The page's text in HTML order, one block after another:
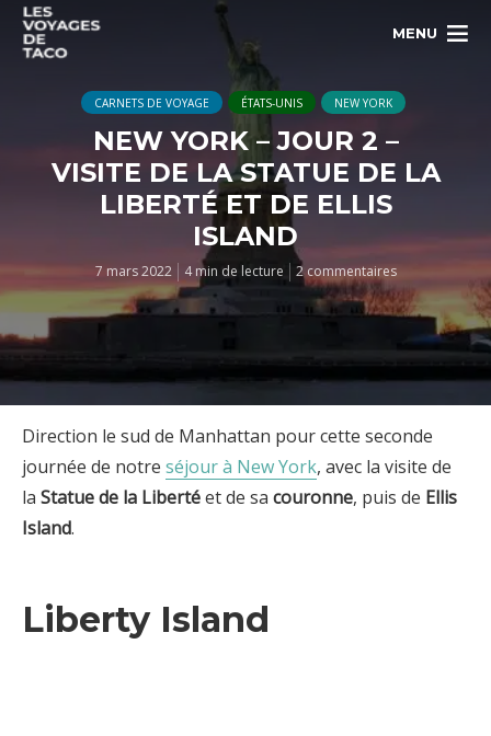
MENU
CARNETS DE VOYAGE ÉTATS-UNIS NEW YORK
NEW YORK – JOUR 2 –
VISITE DE LA STATUE DE LA
LIBERTÉ ET DE ELLIS
ISLAND
7 mars 2022 4 min de lecture 2 commentaires
Direction le sud de Manhattan pour cette seconde
journée de notre séjour à New York, avec la visite de
la Statue de la Libertéet de sa couronne, puis de Ellis
Island.
Liberty Island